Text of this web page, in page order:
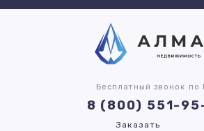
Бесплатный звонок по
8 (800) 551-
Заказать